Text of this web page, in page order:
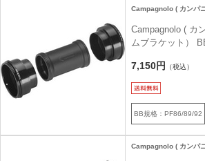
Campagnolo ( カンパ
Campagnolo ( カ
ムブラケット）
7,150円 （税込）
BB規格：PF86/89/92
Campagnolo ( カンパ